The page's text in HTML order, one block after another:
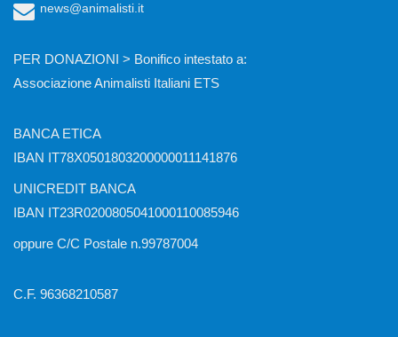
news@animalisti.it
PER DONAZIONI > Bonifico intestato a:
Associazione Animalisti Italiani ETS
BANCA ETICA
IBAN IT78X0501803200000011141876
UNICREDIT BANCA
IBAN IT23R0200805041000110085946
oppure C/C Postale n.99787004
C.F. 96368210587